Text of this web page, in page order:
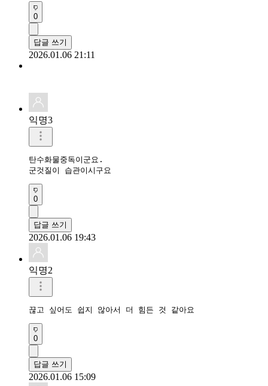
0
답글 쓰기
2026.01.06 21:11
익명3
탄수화물중독이군요.
군것질이 습관이시구요
0
답글 쓰기
2026.01.06 19:43
익명2
끊고 싶어도 쉽지 않아서 더 힘든 것 같아요
0
답글 쓰기
2026.01.06 15:09